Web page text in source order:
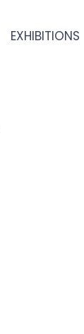
EXHIBITIONS